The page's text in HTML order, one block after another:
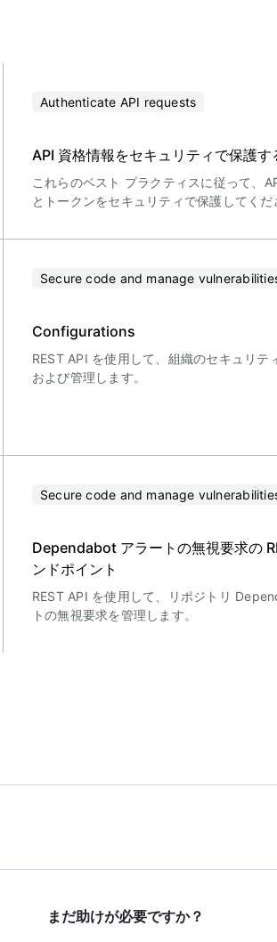
Authenticate API requests
API 資格情報をセキュリティで保護す
これらのベスト プラクティスに従って、
とトークンをセキュリティで保護してくだ
Secure code and manage
Configurations
REST API を使用して、組織のセキュリテ
および管理します。
Secure code and manage
Dependabot アラートの無視要求の
ンドポイント
REST API を使用して、リポジトリ
トの無視要求を管理します。
まだ助けが必要ですか？